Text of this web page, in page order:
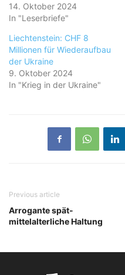
14. Oktober 2024
In "Leserbriefe"
Liechtenstein: CHF 8
Millionen für Wiederaufbau
der Ukraine
9. Oktober 2024
In "Krieg in der Ukraine"
Previous article
Arrogante spät-
mittelalterliche Haltung